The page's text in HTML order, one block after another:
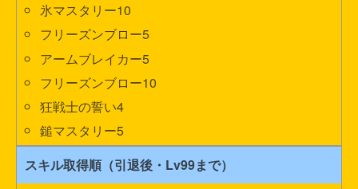
氷マスタリー10
フリーズンブロー5
アームブレイカー5
フリーズンブロー10
狂戦士の誓い4
鎚マスタリー5
スキル取得順（引退後・Lv99まで）